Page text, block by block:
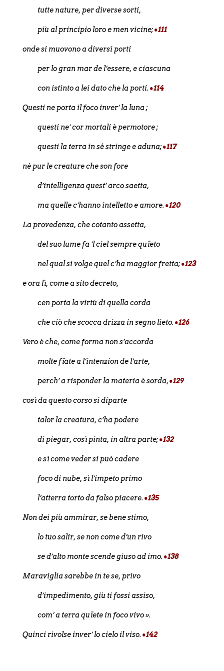
tutte nature, per diverse sorti,
più al principio loro e men vicine;•111
onde si muovono a diversi porti
per lo gran mar de l’essere, e ciascuna
con istinto a lei dato che la porti. •114
Questi ne porta il foco inver’ la luna ;
questi ne’ cor mortali è permotore ;
questi la terra in sé stringe e aduna;•117
né pur le creature che son fore
d’intelligenza quest’ arco saetta,
ma quelle c’hanno intelletto e amore. •120
La provedenza, che cotanto assetta,
del suo lume fa ’l ciel sempre quïeto
nel qual si volge quel c’ha maggior fretta;•123
e ora lì, come a sito decreto,
cen porta la virtù di quella corda
che ciò che scocca drizza in segno lieto. •126
Vero è che, come forma non s’accorda
molte fïate a l’intenzion de l’arte,
perch’ a risponder la materia è sorda,•129
così da questo corso si diparte
talor la creatura, c’ha podere
di piegar, così pinta, in altra parte;•132
e sì come veder si può cadere
foco di nube, sì l’impeto primo
l’atterra torto da falso piacere. •135
Non dei più ammirar, se bene stimo,
lo tuo salir, se non come d’un rivo
se d’alto monte scende giuso ad imo. •138
Maraviglia sarebbe in te se, privo
d’impedimento, giù ti fossi assiso,
com’ a terra quïete in foco vivo ».
Quinci rivolse inver’ lo cielo il viso. •142